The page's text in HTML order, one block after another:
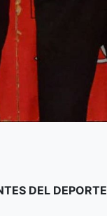
DEL DEPORTE